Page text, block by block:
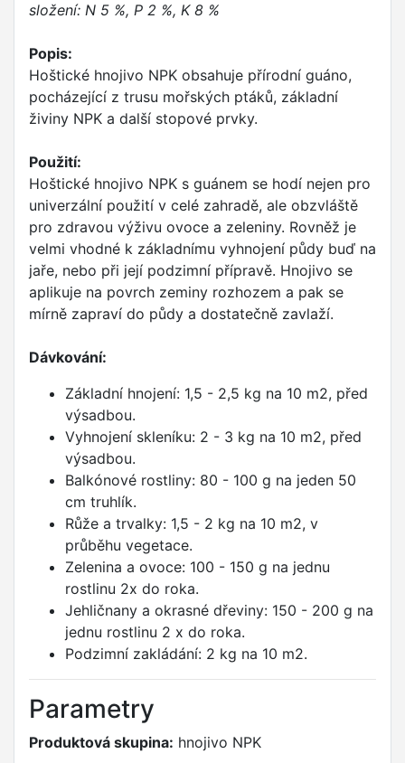
složení: N 5 %, P 2 %, K 8 %
Popis:
Hoštické hnojivo NPK obsahuje přírodní guáno,
pocházející z trusu mořských ptáků, základní
živiny NPK a další stopové prvky.
Použití:
Hoštické hnojivo NPK s guánem se hodí nejen pro
univerzální použití v celé zahradě, ale obzvláště
pro zdravou výživu ovoce a zeleniny. Rovněž je
velmi vhodné k základnímu vyhnojení půdy buď na
jaře, nebo při její podzimní přípravě. Hnojivo se
aplikuje na povrch zeminy rozhozem a pak se
mírně zapraví do půdy a dostatečně zavlaží.
Dávkování:
Základní hnojení: 1,5 - 2,5 kg na 10 m2, před
výsadbou.
Vyhnojení skleníku: 2 - 3 kg na 10 m2, před
výsadbou.
Balkónové rostliny: 80 - 100 g na jeden 50
cm truhlík.
Růže a trvalky: 1,5 - 2 kg na 10 m2, v
průběhu vegetace.
Zelenina a ovoce: 100 - 150 g na jednu
rostlinu 2x do roka.
Jehličnany a okrasné dřeviny: 150 - 200 g na
jednu rostlinu 2 x do roka.
Podzimní zakládání: 2 kg na 10 m2.
Parametry
Produktová skupina: hnojivo NPK